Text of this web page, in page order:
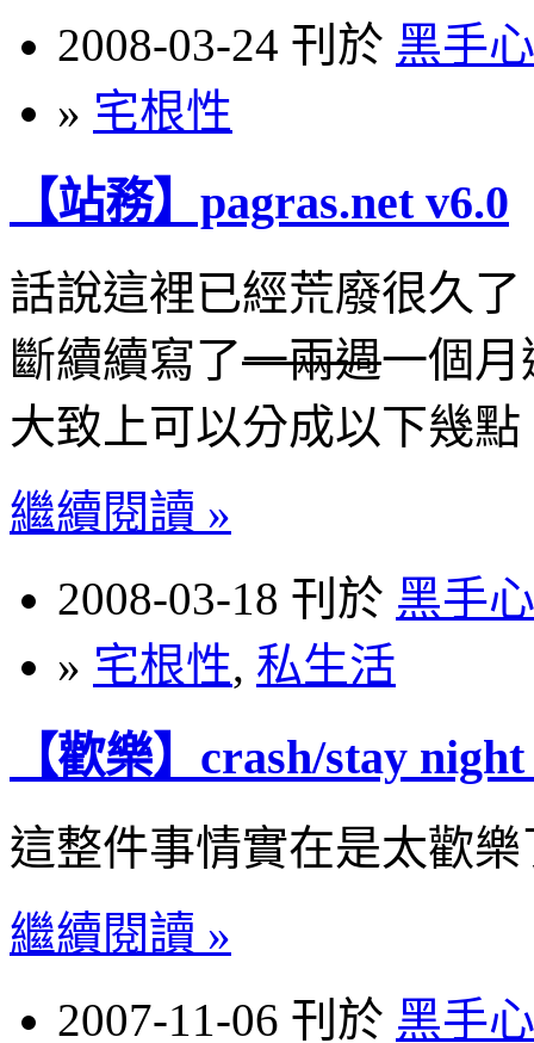
2008-03-24 刊於 黑手
» 宅根性
【站務】pagras.net v6.0
話說這裡已經荒廢很久
斷續續寫了一兩週一個
大致上可以分成以下幾點
繼續閱讀 »
2008-03-18 刊於 黑手
» 宅根性, 私生活
【歡樂】crash/stay
這整件事情實在是太歡樂
繼續閱讀 »
2007-11-06 刊於 黑手